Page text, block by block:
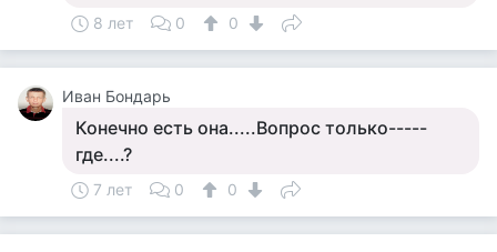
8 лет 0 0
Иван Бондарь
Конечно есть она.....Вопрос только-----
где....?
7 лет 0 0